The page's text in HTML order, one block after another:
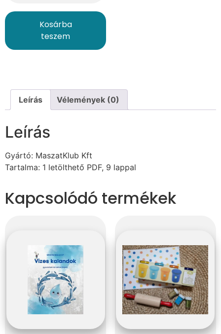
Kosárba
teszem
Leírás Vélemények (0)
Leírás
Gyártó: MaszatKlub Kft
Tartalma: 1 letölthető PDF, 9 lappal
Kapcsolódó termékek